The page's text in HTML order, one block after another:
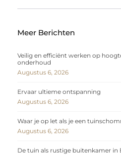
Meer Berichten
Veilig en efficiënt werken op
onderhoud
Augustus 6, 2026
Ervaar ultieme ontspanning
Augustus 6, 2026
Waar je op let als je een
Augustus 6, 2026
De tuin als rustige buitenkamer in